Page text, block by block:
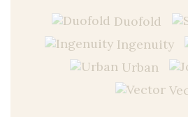
Duofold
Ingenuity
Urban